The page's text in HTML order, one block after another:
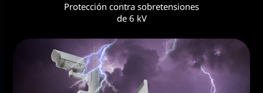
Protección contra sobretensiones
de 6 kV